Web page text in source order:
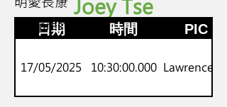
Joey Tse
日期 時間 PIC
17/05/2025 10:30:00.000 Lawrence Lo
劍橋prestarters